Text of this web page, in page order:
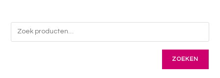
ZOEKEN